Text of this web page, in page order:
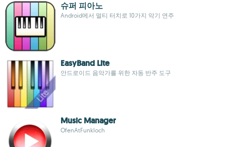
슈퍼 피아노
Android에서 멀티 터치로 10가지 악기 연주
EasyBand Lite
안드로이드 음악가를 위한 자동 반주 도구
Music Manager
OfenAtFunkloch